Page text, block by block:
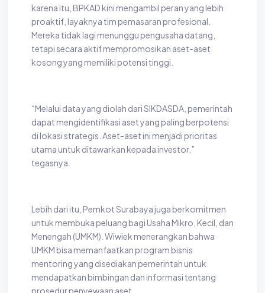
karena itu, BPKAD kini mengambil peran yang lebih
proaktif, layaknya tim pemasaran profesional.
Mereka tidak lagi menunggu pengusaha datang,
tetapi secara aktif mempromosikan aset-aset
kosong yang memiliki potensi tinggi.
“Melalui data yang diolah dari SIKDASDA, pemerintah
dapat mengidentifikasi aset yang paling berpotensi
di lokasi strategis. Aset-aset ini menjadi prioritas
utama untuk ditawarkan kepada investor,”
tegasnya.
Lebih dari itu, Pemkot Surabaya juga berkomitmen
untuk membuka peluang bagi Usaha Mikro, Kecil, dan
Menengah (UMKM). Wiwiek menerangkan bahwa
UMKM bisa memanfaatkan program bisnis
mentoring yang disediakan pemerintah untuk
mendapatkan bimbingan dan informasi tentang
prosedur penyewaan aset.